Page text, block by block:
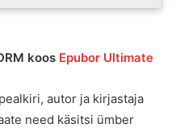
koos Epubor Ultimate
autor ja kirjastaja
need käsitsi ümber